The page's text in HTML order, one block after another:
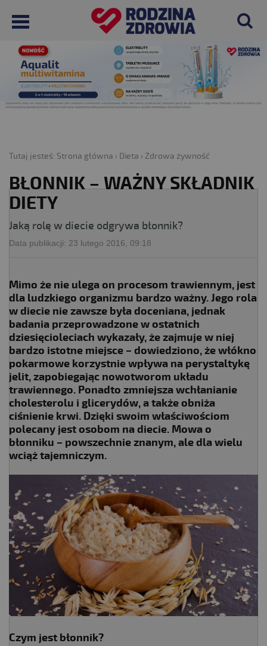
Tutaj jesteś: Strona główna › Dieta › Zdrowa żywność
BŁONNIK – WAŻNY SKŁADNIK
DIETY
Jaką rolę w diecie odgrywa błonnik?
Data publikacji: 23 lutego 2016, 09:18
Mimo że nie ulega on procesom trawiennym, jest
dla ludzkiego organizmu bardzo ważny. Jego rola
w diecie nie zawsze była doceniana, jednak
badania przeprowadzone w ostatnich
dziesięcioleciach wykazały, że zajmuje w niej
bardzo istotne miejsce – dowiedziono, że włókno
pokarmowe korzystnie wpływa na perystaltykę
jelit, zapobiegając nowotworom układu
trawiennego. Ponadto zmniejsza wchłanianie
cholesterolu i glicerydów, a także obniża
ciśnienie krwi. Dzięki swoim właściwościom
polecany jest osobom na diecie. Mowa o
błonniku – powszechnie znanym, ale dla wielu
wciąż tajemniczym.
Czym jest błonnik?